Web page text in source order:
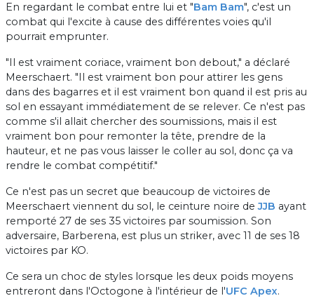
En regardant le combat entre lui et "Bam Bam", c'est un
combat qui l'excite à cause des différentes voies qu'il
pourrait emprunter.
"Il est vraiment coriace, vraiment bon debout," a déclaré
Meerschaert. "Il est vraiment bon pour attirer les gens
dans des bagarres et il est vraiment bon quand il est pris au
sol en essayant immédiatement de se relever. Ce n'est pas
comme s'il allait chercher des soumissions, mais il est
vraiment bon pour remonter la tête, prendre de la
hauteur, et ne pas vous laisser le coller au sol, donc ça va
rendre le combat compétitif."
Ce n'est pas un secret que beaucoup de victoires de
Meerschaert viennent du sol, le ceinture noire deJJB ayant
remporté 27 de ses 35 victoires par soumission. Son
adversaire, Barberena, est plus un striker, avec 11 de ses 18
victoires par KO.
Ce sera un choc de styles lorsque les deux poids moyens
entreront dans l'Octogone à l'intérieur de l'UFC Apex.